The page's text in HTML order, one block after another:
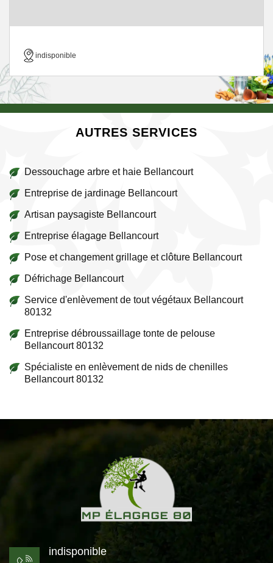
indisponible
AUTRES SERVICES
Dessouchage arbre et haie Bellancourt
Entreprise de jardinage Bellancourt
Artisan paysagiste Bellancourt
Entreprise élagage Bellancourt
Pose et changement grillage et clôture Bellancourt
Défrichage Bellancourt
Service d'enlèvement de tout végétaux Bellancourt
80132
Entreprise débroussaillage tonte de pelouse
Bellancourt 80132
Spécialiste en enlèvement de nids de chenilles
Bellancourt 80132
indisponible